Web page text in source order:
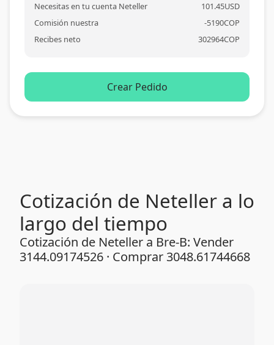
Necesitas en tu cuenta Neteller 101.45USD
Comisión nuestra
-5190COP
Recibes neto
302964COP
Crear Pedido
Cotización de Neteller a lo
largo del tiempo
Cotización de Neteller a Bre-B: Vender
3144.09174526 · Comprar 3048.61744668